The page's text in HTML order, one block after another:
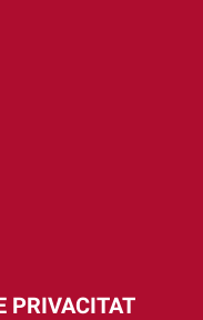
PRIVACITAT